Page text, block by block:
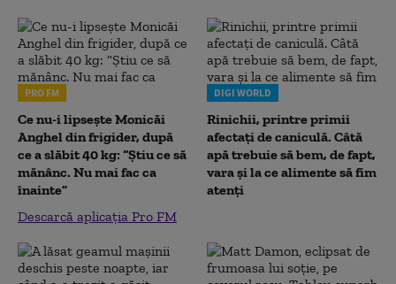
PRO FM
Ce nu-i lipsește Monicăi
Anghel din frigider, după
ce a slăbit 40 kg: “Știu ce să
mănânc. Nu mai fac ca
înainte”
Descarcă aplicația Pro FM
DIGI WORLD
Rinichii, printre primii
afectați de caniculă. Câtă
apă trebuie să bem, de fapt,
vara și la ce alimente să fim
atenți